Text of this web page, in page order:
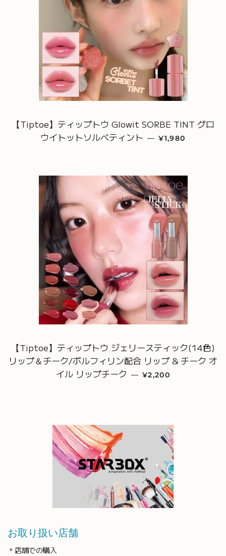
【Tiptoe】ティップトウ Glowit SORBE TINT グロ
ウイトットソルベティント — 通常価格
¥1,980
【Tiptoe】ティップトウ ジェリースティック(14色)
リップ＆チーク/ボルフィリン配合 リップ & チーク オ
イル リップチーク — 通常価格
¥2,200
お取り扱い店舗
＊店舗での購入